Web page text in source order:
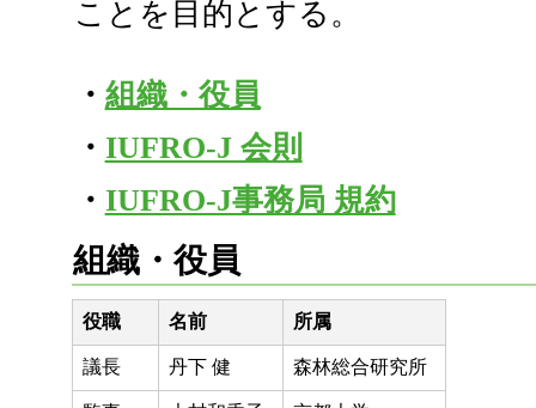
ことを目的とする。
・ 組織・役員
・ IUFRO-J 会則
・ IUFRO-J事務局 規約
組織・役員
役職 名前 所属
議長 丹下 健 森林総合研究所